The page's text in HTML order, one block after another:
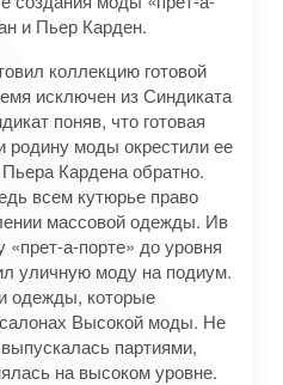
и Пьер Карден.
коллекцию готовой
исключен из Синдиката
поняв, что готовая
моды окрестили ее
Кардена обратно.
всем кутюрье право
массовой одежды. Ив
а-порте» до уровня
уличную моду на подиум.
одежды, которые
Высокой моды. Не
партиями,
на высоком уровне.